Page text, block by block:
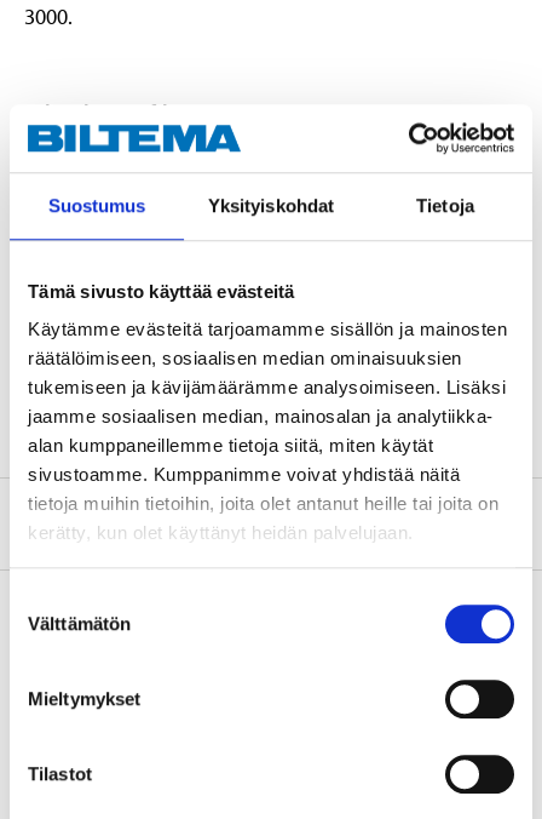
Suostumus Yksityiskohdat Tietoja
Tämä sivusto käyttää evästeitä
Käytämme evästeitä tarjoamamme sisällön ja mainosten
räätälöimiseen, sosiaalisen median ominaisuuksien
tukemiseen ja kävijämäärämme analysoimiseen. Lisäksi
jaamme sosiaalisen median, mainosalan ja analytiikka-
alan kumppaneillemme tietoja siitä, miten käytät
sivustoamme. Kumppanimme voivat yhdistää näitä
tietoja muihin tietoihin, joita olet antanut heille tai joita on
kerätty, kun olet käyttänyt heidän palvelujaan.
valinta
Välttämätön
Mieltymykset
Tilastot
3000.
Teknisk specifikation
Arbetstemperatur
Max arbetstryck
Material
PVC
Om tillverkaren
Köp & Hämta i ditt varuhus inom 2 timmar!